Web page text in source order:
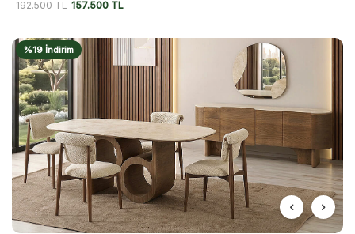
192.500TL 157.500 TL
%19 İndirim